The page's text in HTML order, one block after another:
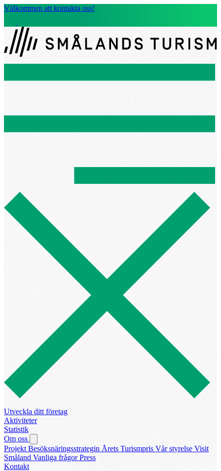
Välkommen att kontakta oss!
Utveckla ditt företag
Aktiviteter
Statistik
Om oss
Projekt Besöksnäringsstrategin Årets Turismpris Vår styrelse Visit
Småland Vanliga frågorPress
Kontakt